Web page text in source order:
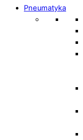
Pneumatyka